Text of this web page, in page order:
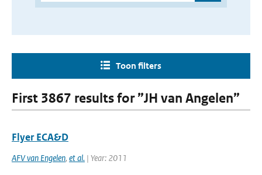
Toon filters
First 3867 results for ”JH van Angelen”
Flyer ECA&D
AFV van Engelen, et al. | Year: 2011